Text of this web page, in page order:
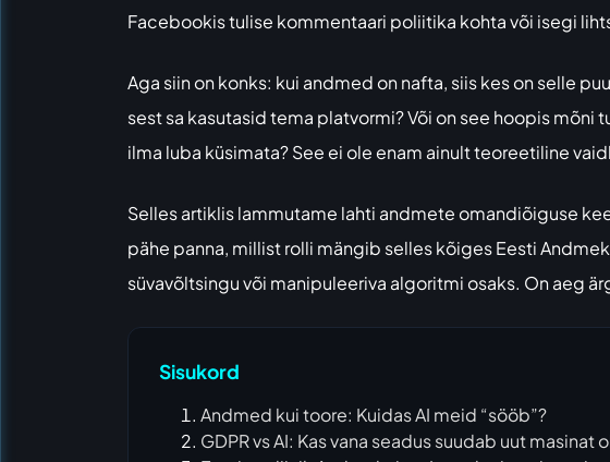
Facebookis tulise kommentaari poliitika kohta või isegi
Aga siin on konks: kui andmed on nafta, siis kes on selle
sest sa kasutasid tema platvormi? Või on see hoopis
ilma luba küsimata? See ei ole enam ainult teoreetiline
Selles artiklis lammutame lahti andmete omandiõiguse
pähe panna, millist rolli mängib selles kõiges Eesti
süvavõltsingu või manipuleeriva algoritmi osaks. On aeg
Sisukord
Andmed kui toore: Kuidas AI meid “sööb”?
GDPR vs AI: Kas vana seadus suudab uut masinat